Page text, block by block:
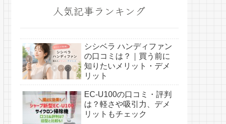
人気記事ランキング
シシベラ ハンディファン
の口コミは？｜買う前に
知りたいメリット・デメ
リット
EC-U100の口コミ・評判
は？軽さや吸引力、デメ
リットもチェック